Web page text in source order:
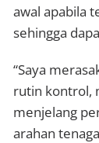
awal apabila
sehingga
“Saya
rutin kontrol,
menjelang
arahan